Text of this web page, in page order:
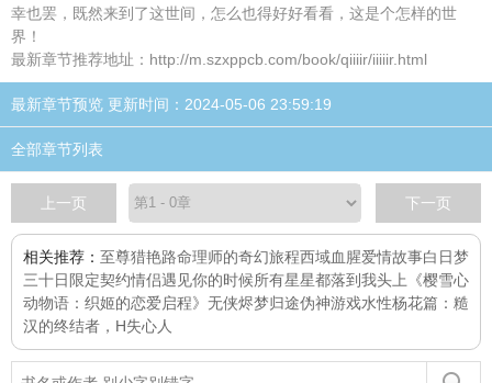
幸也罢，既然来到了这世间，怎么也得好好看看，这是个怎样的世
界！
最新章节推荐地址：http://m.szxppcb.com/book/qiiiir/iiiiir.html
最新章节预览 更新时间：2024-05-06 23:59:19
全部章节列表
上一页 下一页
相关推荐： 至尊猎艳路命理师的奇幻旅程西域血腥爱情故事白日梦
三十日限定契约情侣遇见你的时候所有星星都落到我头上
《樱雪心
动物语：织姬的恋爱启程》 无侠烬梦归途伪神游戏水性杨花篇：糙
汉的终结者，H失心人